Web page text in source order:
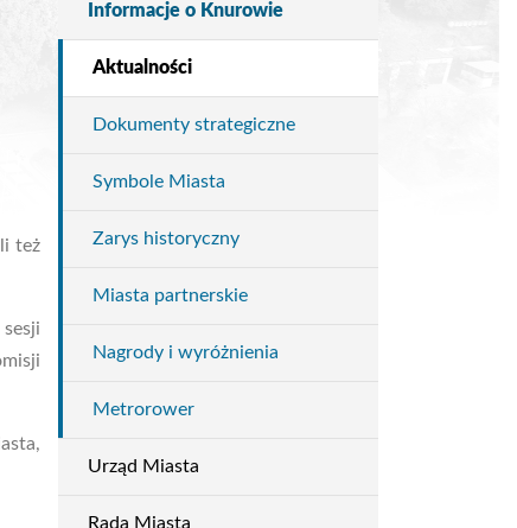
też
Miasto
Informacje o Knurowie
Aktualności
Dokumenty strategiczne
Symbole Miasta
Zarys historyczny
Miasta partnerskie
Nagrody i wyróżnienia
Metrorower
Urząd Miasta
Rada Miasta